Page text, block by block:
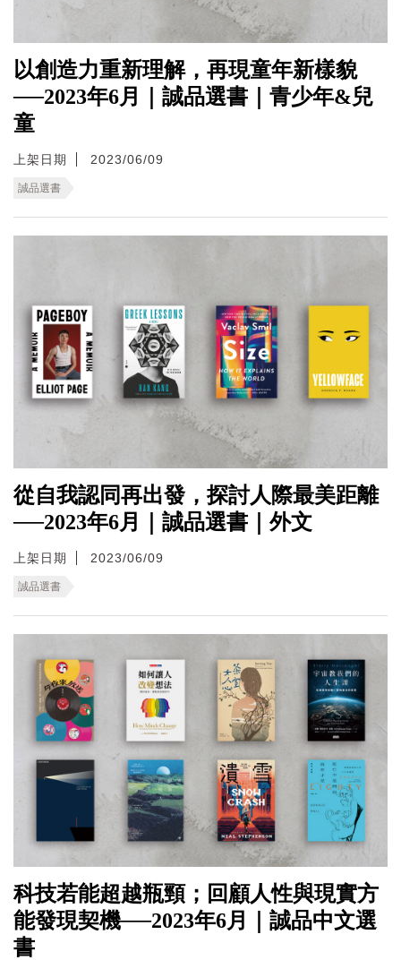
以創造力重新理解，再現童年新樣貌
──2023年6月｜誠品選書｜青少年&兒
童
上架日期 2023/06/09
誠品選書
從自我認同再出發，探討人際最美距離
──2023年6月｜誠品選書｜外文
上架日期 2023/06/09
誠品選書
科技若能超越瓶頸；回顧人性與現實方
能發現契機──2023年6月｜誠品中文選
書